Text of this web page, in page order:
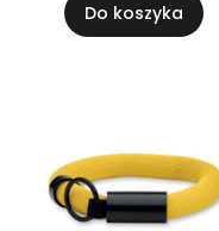
Do koszyka